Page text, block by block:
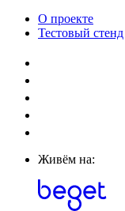
О проекте
Тестовый стенд
Живём на: